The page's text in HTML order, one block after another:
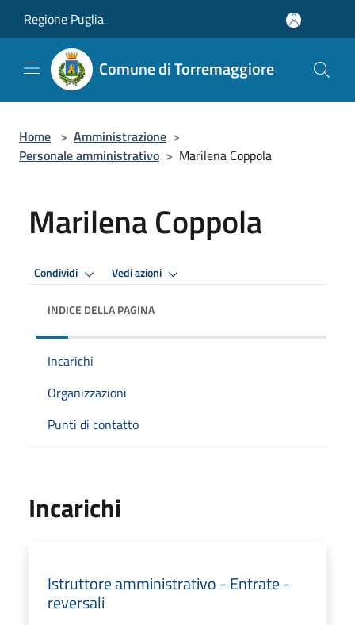
Regione Puglia
Comune di Torremaggiore
Home > Amministrazione >
Personale amministrativo > Marilena Coppola
Marilena Coppola
Condividi Premi Invio per attivare. apre menu
Vedi azioni
INDICE DELLA PAGINA
Incarichi
Organizzazioni
Punti di contatto
Incarichi
Istruttore amministrativo - Entrate -
reversali